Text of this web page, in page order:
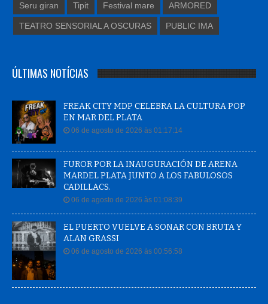
Seru giran Tipit Festival mare ARMORED
TEATRO SENSORIAL A OSCURAS PUBLIC IMA
ÚLTIMAS NOTÍCIAS
FREAK CITY MDP CELEBRA LA CULTURA POP
EN MAR DEL PLATA
06 de agosto de 2026 às 01:17:14
FUROR POR LA INAUGURACIÓN DE ARENA
MARDEL PLATA JUNTO A LOS FABULOSOS
CADILLACS.
06 de agosto de 2026 às 01:08:39
EL PUERTO VUELVE A SONAR CON BRUTA Y
ALAN GRASSI
06 de agosto de 2026 às 00:56:58